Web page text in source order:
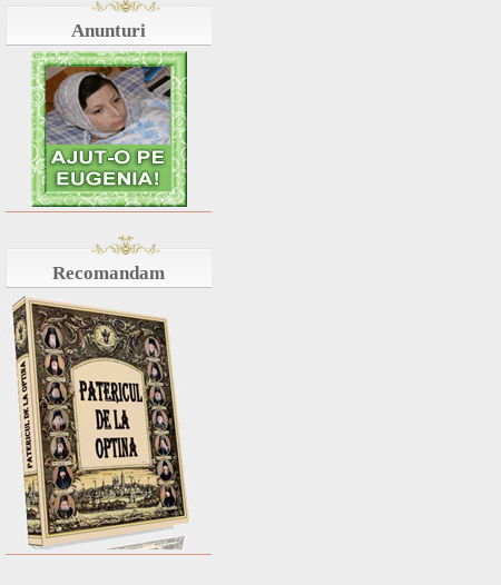
Anunturi
Recomandam